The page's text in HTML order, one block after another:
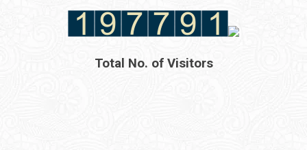
Total No. of Visitors